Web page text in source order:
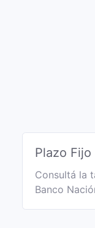
Plazo
Consultá la
Banco